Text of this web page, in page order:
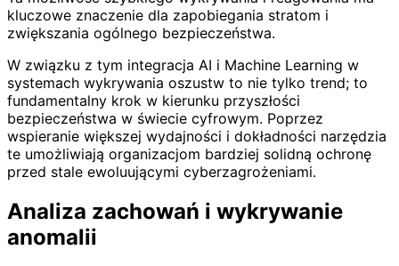
kluczowe znaczenie dla zapobiegania stratom i
zwiększania ogólnego bezpieczeństwa.
W związku z tym integracja AI i Machine Learning w
systemach wykrywania oszustw to nie tylko trend; to
fundamentalny krok w kierunku przyszłości
bezpieczeństwa w świecie cyfrowym. Poprzez
wspieranie większej wydajności i dokładności narzędzia
te umożliwiają organizacjom bardziej solidną ochronę
przed stale ewoluującymi cyberzagrożeniami.
Analiza zachowań i wykrywanie
anomalii